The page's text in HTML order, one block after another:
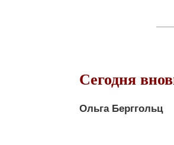
Сегодня
Ольга Берггольц